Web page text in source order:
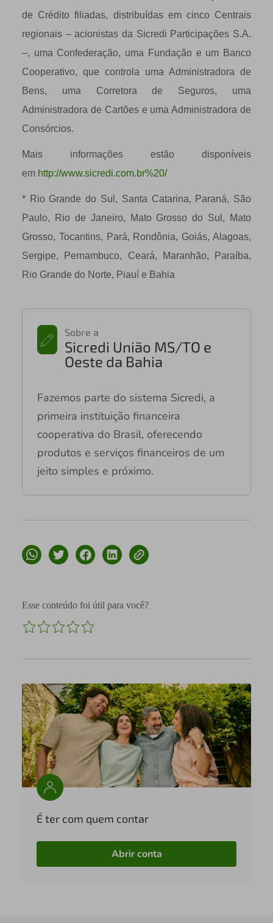
de Crédito filiadas, distribuídas em cinco Centrais
regionais – acionistas da Sicredi Participações S.A.
–, uma Confederação, uma Fundação e um Banco
Cooperativo, que controla uma Administradora de
Bens, uma Corretora de Seguros, uma
Administradora de Cartões e uma Administradora de
Consórcios.
Mais informações estão disponíveis
em http://www.sicredi.com.br%20/
* Rio Grande do Sul, Santa Catarina, Paraná, São
Paulo, Rio de Janeiro, Mato Grosso do Sul, Mato
Grosso, Tocantins, Pará, Rondônia, Goiás, Alagoas,
Sergipe, Pernambuco, Ceará, Maranhão, Paraíba,
Rio Grande do Norte, Piauí e Bahia
Sobre a
Sicredi União MS/TO e
Oeste da Bahia
Fazemos parte do sistema Sicredi, a
primeira instituição financeira
cooperativa do Brasil, oferecendo
produtos e serviços financeiros de um
jeito simples e próximo.
Esse conteúdo foi útil para você?
É ter com quem contar
Abrir conta